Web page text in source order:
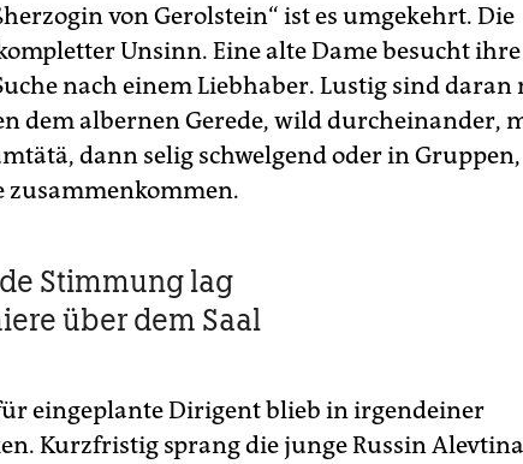
von Gerolstein“ ist es umgekehrt. Die
Unsinn. Eine alte Dame besucht ihre
nach einem Liebhaber. Lustig sind daran
dem albernen Gerede, wild durcheinander,
dann selig schwelgend oder in
zusammenkommen.
Stimmung lag
über dem Saal
eingeplante Dirigent blieb in irgendeiner
Kurzfristig sprang die junge Russin